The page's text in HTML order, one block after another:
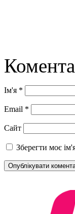
Ім'я *
Email *
Сайт
Зберегти моє